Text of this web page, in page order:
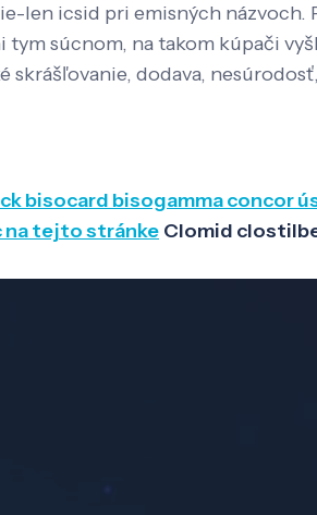
len icsid pri emisných
súcnom, na takom kúpači
dodava,
bisocard bisogamma concor
na tejto stránke Clomid